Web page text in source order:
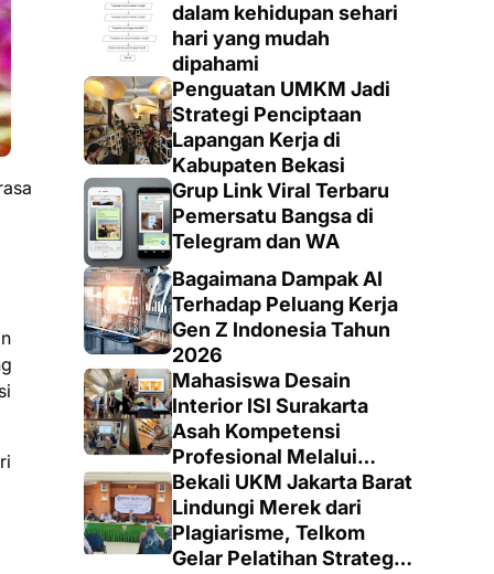
dalam kehidupan sehari
hari yang mudah
dipahami
Penguatan UMKM Jadi
Strategi Penciptaan
Lapangan Kerja di
Kabupaten Bekasi
Grup Link Viral Terbaru
Pemersatu Bangsa di
Telegram dan WA
Bagaimana Dampak AI
Terhadap Peluang Kerja
Gen Z Indonesia Tahun
2026
Mahasiswa Desain
Interior ISI Surakarta
Asah Kompetensi
Profesional Melalui
Proyek Nyata di PT.
EDRA Arsitek Indonesia
Bekali UKM Jakarta Barat
Lindungi Merek dari
Plagiarisme, Telkom
Gelar Pelatihan Strategi